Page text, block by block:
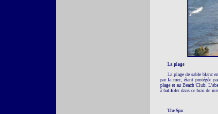
La plage
La plage de sable blanc
par la mer, étant protégée
plage et au Beach Club.
à batifoler dans ce bras de
The Spa